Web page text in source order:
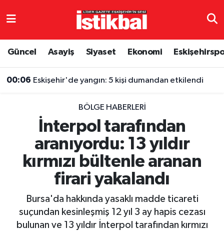
Güncel Asayiş Siyaset Ekonomi
00:06 Eskişehir'de yangın: 5 kişi dumandan etkilendi
BÖLGE HABERLERI
İnterpol tarafından
aranıyordu: 13 yıldır
kırmızı bültenle aranan
firari yakalandı
Bursa'da hakkında yasaklı madde ticareti
suçundan kesinleşmiş 12 yıl 3 ay hapis cezası
bulunan ve 13 yıldır İnterpol tarafından kırmızı
Eskişehirspor
Siyaset
Spor
Eğitim
Sağlık
Eskişehir Nöbetçi Eczaneler
Eskişehir Trafik Yoğunluk Haritası
TFF 3.Lig 4.Grup Puan Durumu ve Fikstür
Tüm Manşetler
Haber Arşivi